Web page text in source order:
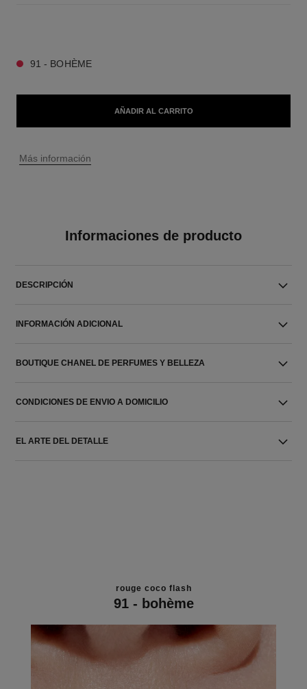
91 - BOHÈME
AÑADIR AL CARRITO
↩
Más información
Informaciones de producto
DESCRIPCIÓN
INFORMACIÓN ADICIONAL
BOUTIQUE CHANEL DE PERFUMES Y BELLEZA
CONDICIONES DE ENVIO A DOMICILIO
EL ARTE DEL DETALLE
rouge coco flash
91 - bohème